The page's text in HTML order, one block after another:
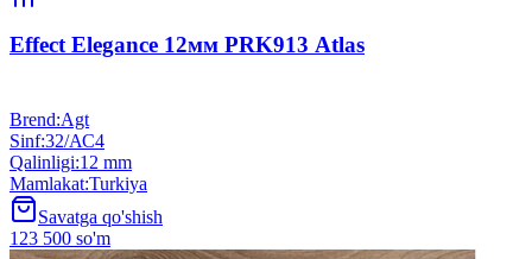
Effect Elegance 12мм PRK913 Atlas
Brend:Agt
Sinf:32/АС4
Qalinligi:12 mm
Mamlakat:Turkiya
Savatga qo'shish
123 500 so'm